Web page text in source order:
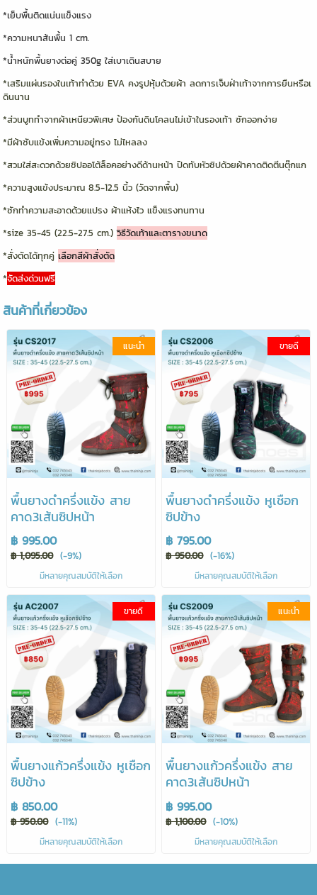
*เย็บพื้นติดแน่นแข็งแรง
*ความหนาส้นพื้น 1 cm.
*น้ำหนักพื้นยางต่อคู่ 350g ใส่เบาเดินสบาย
*เสริมแผ่นรองในเท้าทำด้วย EVA คงรูปหุ้มด้วยผ้า ลดการเจ็บฝ่าเท้าจากการยืนหรือเ
ดินนาน
*ส่วนบูททำจากผ้าเหนียวพิเศษ ป้องกันดินโคลนไม่เข้าในรองเท้า ซักออกง่าย
*มีผ้าซับแข้งเพิ่มความอยู่ทรง ไม่ไหลลง
*สวมใส่สะดวกด้วยซิปออโต้ล็อคอย่างดีด้านหน้า ปิดทับหัวซิปด้วยผ้าคาดติดตีนตุ๊กแก
*ความสูงแข้งประมาณ 8.5-12.5 นิ้ว (วัดจากพื้น)
*ซักทำความสะอาดด้วยแปรง ผ้าแห้งไว แข็งแรงทนทาน
*size 35-45 (22.5-27.5 cm.)วิธีวัดเท้าและตารางขนาด
*สั่งตัดได้ทุกคู่เลือกสีผ้าสั่งตัด
*จัดส่งด่วนฟรี
สินค้าที่เกี่ยวข้อง
แนะนำ
พื้นยางดำครึ่งแข้ง สาย
คาด3เส้นซิปหน้า
฿ 995.00
฿ 1,095.00 (-9%)
มีหลายคุณสมบัติให้เลือก
ขายดี
พื้นยางดำครึ่งแข้ง หูเชือก
ซิปข้าง
฿ 795.00
฿ 950.00 (-16%)
มีหลายคุณสมบัติให้เลือก
ขายดี
พื้นยางแก้วครึ่งแข้ง หูเชือก
ซิปข้าง
฿ 850.00
฿ 950.00 (-11%)
มีหลายคุณสมบัติให้เลือก
แนะนำ
พื้นยางแก้วครึ่งแข้ง สาย
คาด3เส้นซิปหน้า
฿ 995.00
฿ 1,100.00 (-10%)
มีหลายคุณสมบัติให้เลือก